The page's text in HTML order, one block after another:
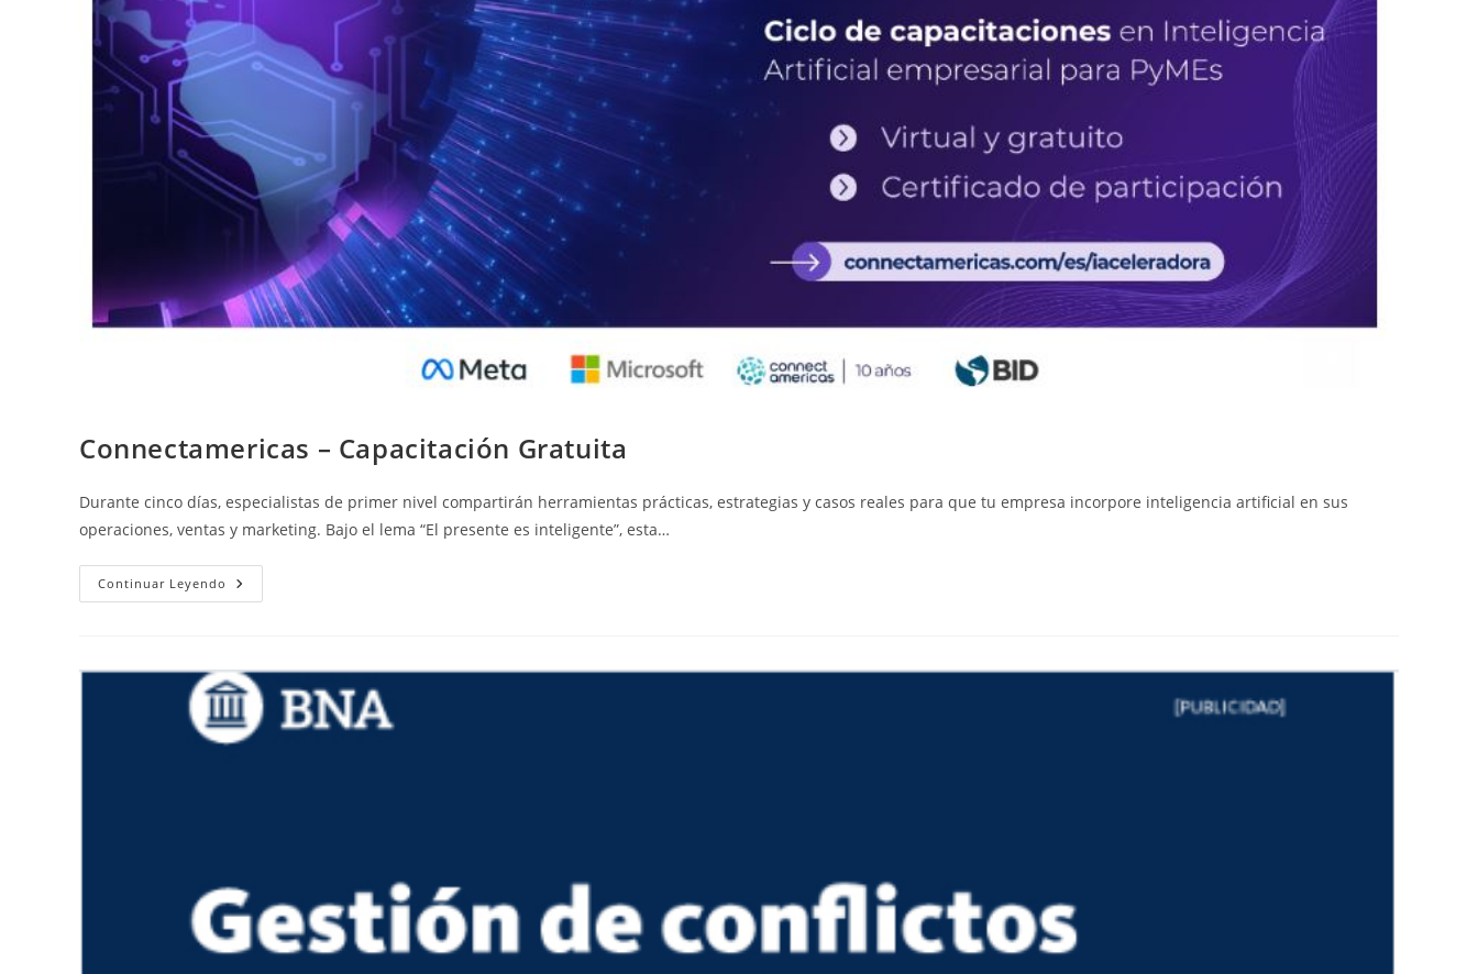
Connectamericas – Capacitación Gratuita
Durante cinco días, especialistas de primer nivel compartirán herramientas prácticas, estrategias y casos reales para que tu empresa incorpore inteligencia artificial en sus
operaciones, ventas y marketing. Bajo el lema “El presente es inteligente”, esta…
Continuar Leyendo